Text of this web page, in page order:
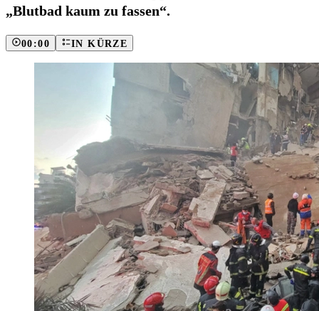
„Blutbad kaum zu fassen“.
00:00 IN KÜRZE